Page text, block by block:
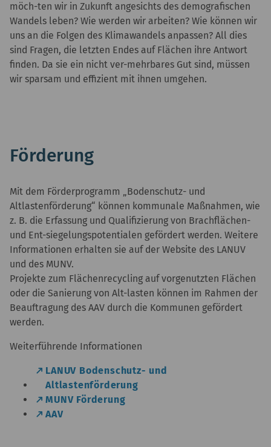
möch-ten wir in Zukunft angesichts des demografischen
Wandels leben? Wie werden wir arbeiten? Wie können wir
uns an die Folgen des Klimawandels anpassen? All dies
sind Fragen, die letzten Endes auf Flächen ihre Antwort
finden. Da sie ein nicht ver-mehrbares Gut sind, müssen
wir sparsam und effizient mit ihnen umgehen.
Förderung
Mit dem Förderprogramm „Bodenschutz- und
Altlastenförderung“ können kommunale Maßnahmen, wie
z. B. die Erfassung und Qualifizierung von Brachflächen-
und Ent-siegelungspotentialen gefördert werden. Weitere
Informationen erhalten sie auf der Website des LANUV
und des MUNV.
Projekte zum Flächenrecycling auf vorgenutzten Flächen
oder die Sanierung von Alt-lasten können im Rahmen der
Beauftragung des AAV durch die Kommunen gefördert
werden.
Weiterführende Informationen
LANUV Bodenschutz- und
Altlastenförderung
MUNV Förderung
AAV